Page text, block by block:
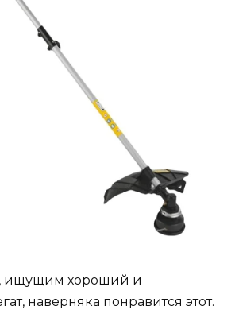
ищущим хороший и
наверняка понравится этот.